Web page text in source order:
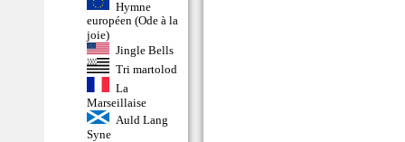
Hymne
européen (Ode à la
joie)
Jingle Bells
Tri martolod
La
Marseillaise
Auld Lang
Syne